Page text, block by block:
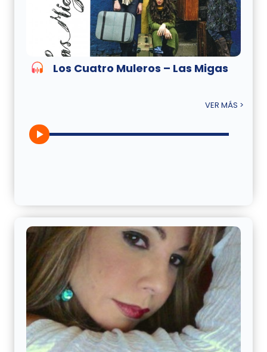
Los Cuatro Muleros – Las Migas
VER MÁS >